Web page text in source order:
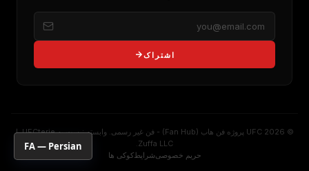
اشتراک
© 2026
UFC پروژه فن هاب (Fan Hub) - فن غیر رسمی. وابسته نیست به UFCterie یا
Zuffa LLC.
حریم خصوصیشرایطکوکی ها
FA — Persian